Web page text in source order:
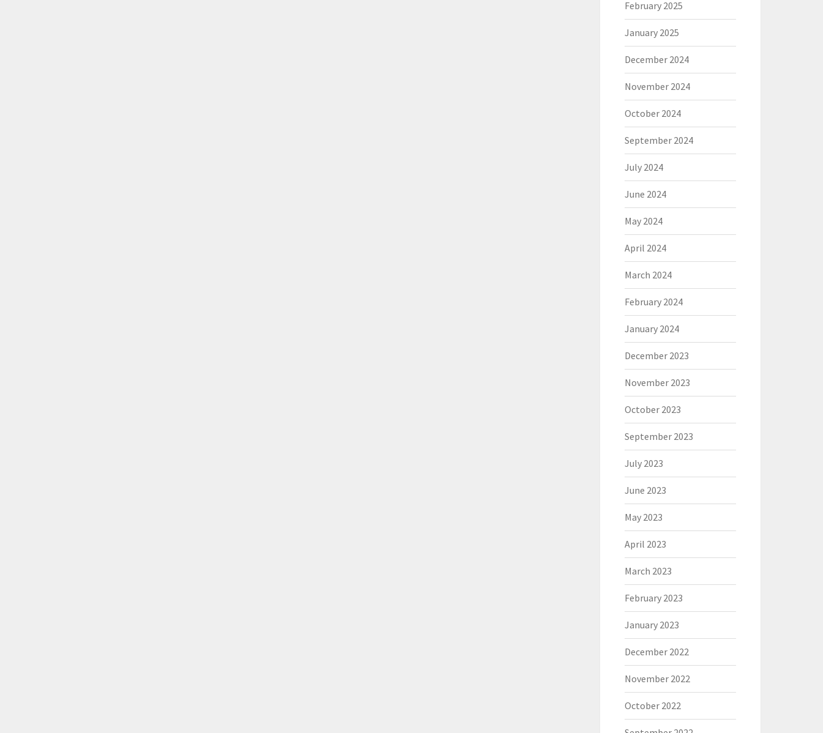
February 2025
January 2025
December 2024
November 2024
October 2024
September 2024
July 2024
June 2024
May 2024
April 2024
March 2024
February 2024
January 2024
December 2023
November 2023
October 2023
September 2023
July 2023
June 2023
May 2023
April 2023
March 2023
February 2023
January 2023
December 2022
November 2022
October 2022